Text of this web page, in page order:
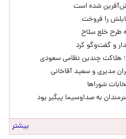
شده است
را فروخت
طرح خلع سلاح
و گفت‌وگو کرد
هلاکت چندین نظامی سعودی
شوراها
به صداوسیما پیگیر بود
بیشتر